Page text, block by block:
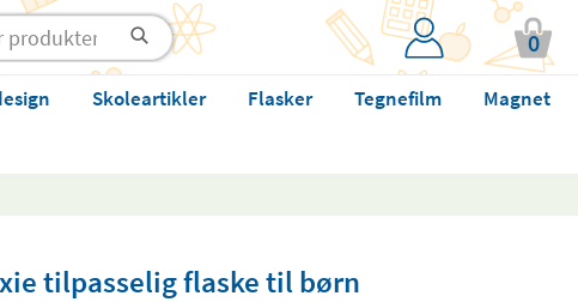
0
Skoleartikler Flasker Tegnefilm
Magnet
tilpasselig flaske til børn